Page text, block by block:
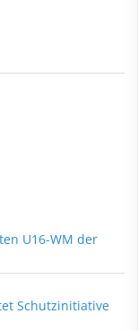
U16-WM der
Schutzinitiative